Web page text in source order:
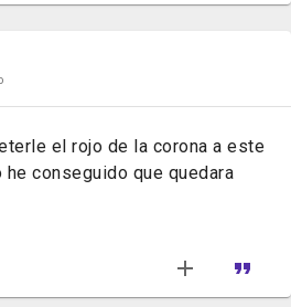
el rojo de la corona a este
conseguido que quedara